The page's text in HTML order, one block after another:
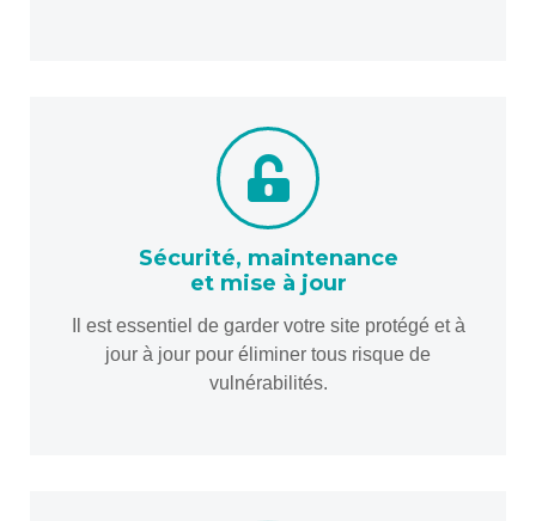
Sécurité, maintenance
et mise à jour
Il est essentiel de garder votre site protégé et à
jour à jour pour éliminer tous risque de
vulnérabilités.